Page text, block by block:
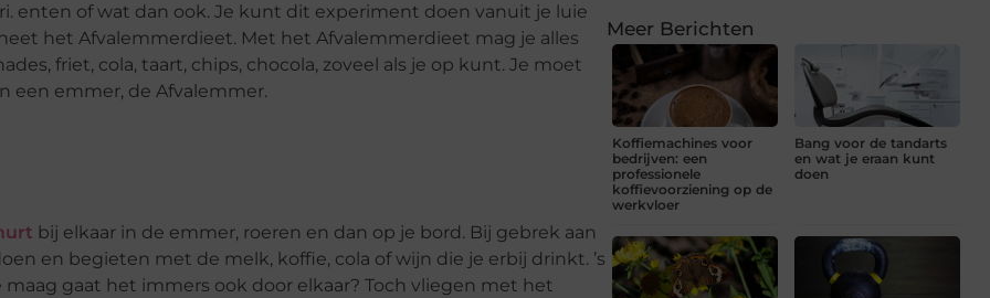
enten of wat dan ook. Je kunt dit experiment doen vanuit je luie
het Afvalemmerdieet. Met het Afvalemmerdieet mag je alles
friet, cola, taart, chips, chocola, zoveel als je op kunt. Je moet
een emmer, de Afvalemmer.
bij elkaar in de emmer, roeren en dan op je bord. Bij gebrek aan
en begieten met de melk, koffie, cola of wijn die je erbij drinkt. ’s
gaat het immers ook door elkaar? Toch vliegen met het
Meer Berichten
Koffiemachines voor
bedrijven: een
professionele
koffievoorziening op de
werkvloer
Bang voor de tandarts
en wat je eraan kunt
doen